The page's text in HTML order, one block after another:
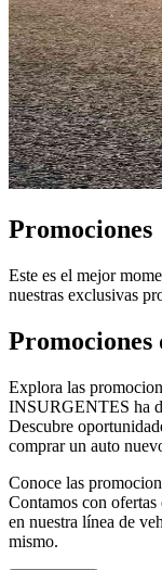
Promociones
Este es el mejor
nuestras exclusivas
Promociones
Explora las
INSURGENTES ha
Descubre
comprar un auto
Conoce las
Contamos con
en nuestra línea de
mismo.